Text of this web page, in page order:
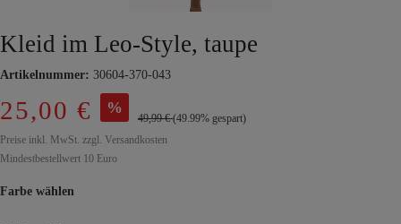
Kleid im Leo-Style, taupe
Artikelnummer: 30604-370-043
25,00 € %
49,99 €(49.99% gespart)
Preise inkl. MwSt. zzgl. Versandkosten
Mindestbestellwert 10 Euro
Farbe wählen